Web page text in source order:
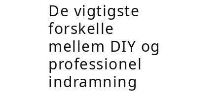
De vigtigste
forskelle
mellem DIY og
professionel
indramning